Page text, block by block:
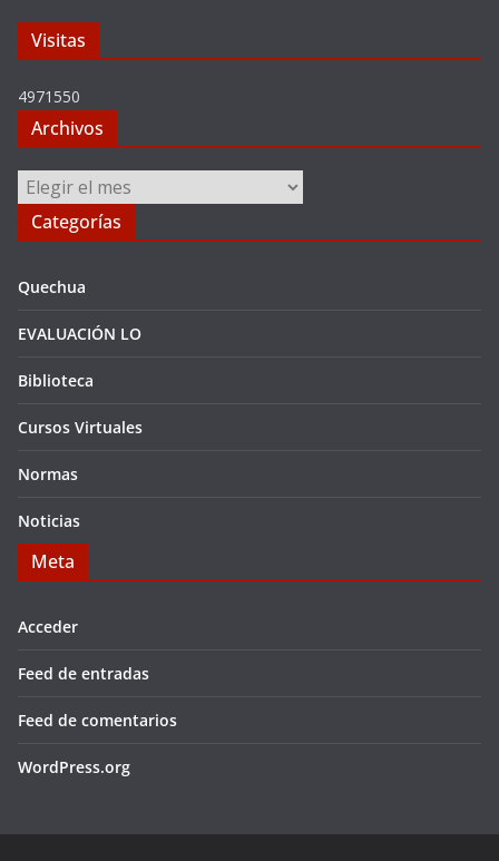
Visitas
4971550
Archivos
Archivos
Categorías
Quechua
EVALUACIÓN LO
Biblioteca
Cursos Virtuales
Normas
Noticias
Meta
Acceder
Feed de entradas
Feed de comentarios
WordPress.org